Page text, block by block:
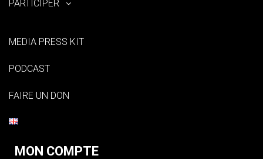
PARTICIPER
MEDIA PRESS KIT
PODCAST
FAIRE UN DON
MON COMPTE